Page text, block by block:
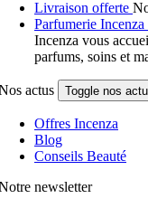
Livraison offerte
Parfumerie
Incenza vous
parfums, soins et
actus Toggle nos
Offres Incenza
Blog
Conseils Beauté
newsletter